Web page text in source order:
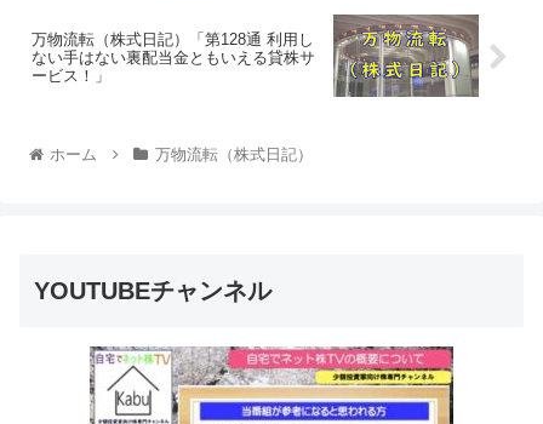
万物流転（株式日記）「第128通 利用し
ない手はない裏配当金ともいえる貸株サ
ービス！」
ホーム 万物流転（株式日記）
YOUTUBEチャンネル